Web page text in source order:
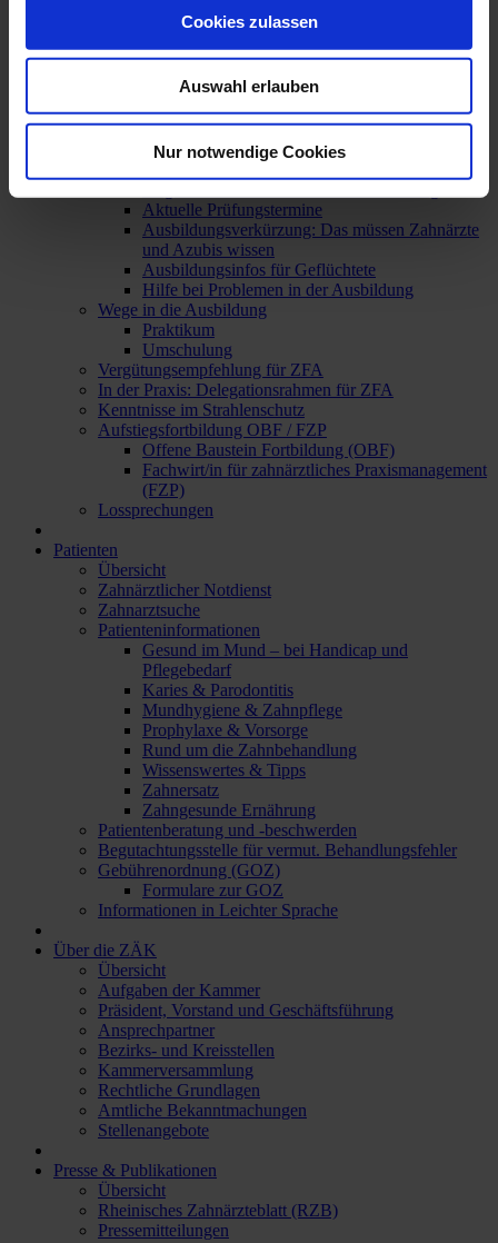
Cookies zulassen
Auswahl erlauben
Nur notwendige Cookies
Weitere berufsrechtliche Themen
Wege in die Niederlassung
Weiterbildung
Praxisteam
Übersicht
Aktuelle Prüfungstermine
Ausbildungsverkürzung: Das müssen Zahnärzte
und Azubis wissen
Ausbildungsinfos für Geflüchtete
Hilfe bei Problemen in der Ausbildung
Wege in die Ausbildung
Praktikum
Umschulung
Vergütungsempfehlung für ZFA
In der Praxis: Delegationsrahmen für ZFA
Kenntnisse im Strahlenschutz
Aufstiegsfortbildung OBF / FZP
Offene Baustein Fortbildung (OBF)
Fachwirt/in für zahnärztliches Praxismanagement
(FZP)
Lossprechungen
Patienten
Übersicht
Zahnärztlicher Notdienst
Zahnarztsuche
Patienteninformationen
Gesund im Mund – bei Handicap und
Pflegebedarf
Karies & Parodontitis
Mundhygiene & Zahnpflege
Prophylaxe & Vorsorge
Rund um die Zahnbehandlung
Wissenswertes & Tipps
Zahnersatz
Zahngesunde Ernährung
Patientenberatung und -beschwerden
Begutachtungsstelle für vermut. Behandlungsfehler
Gebührenordnung (GOZ)
Formulare zur GOZ
Informationen in Leichter Sprache
Über die ZÄK
Übersicht
Aufgaben der Kammer
Präsident, Vorstand und Geschäftsführung
Ansprechpartner
Bezirks- und Kreisstellen
Kammerversammlung
Rechtliche Grundlagen
Amtliche Bekanntmachungen
Stellenangebote
Presse & Publikationen
Übersicht
Rheinisches Zahnärzteblatt (RZB)
Pressemitteilungen